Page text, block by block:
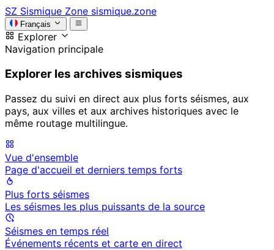
SZ Sismique Zone sismique.zone
Français
Explorer
Navigation principale
Explorer les archives sismiques
Passez du suivi en direct aux plus forts séismes, aux
pays, aux villes et aux archives historiques avec le
même routage multilingue.
Vue d'ensemble
Page d'accueil et derniers temps forts
Plus forts séismes
Les séismes les plus puissants de la source
Séismes en temps réel
Événements récents et carte en direct